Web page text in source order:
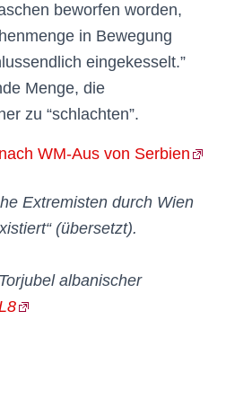
beworfen worden,
in Bewegung
eingekesselt.”
Menge, die
zu “schlachten”.
WM-Aus von Serbien
Extremisten durch Wien
(übersetzt).
albanischer